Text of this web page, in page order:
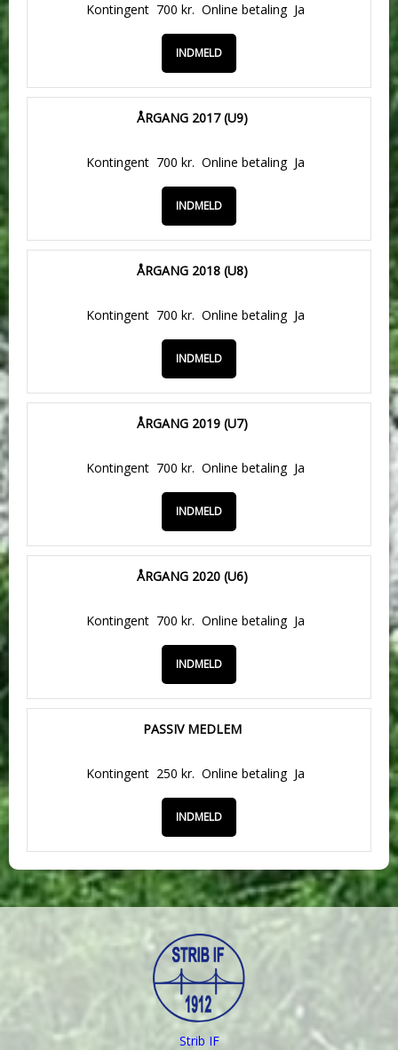
Kontingent 700 kr. Online betaling Ja
INDMELD
ÅRGANG 2017 (U9)
Kontingent 700 kr. Online betaling Ja
INDMELD
ÅRGANG 2018 (U8)
Kontingent 700 kr. Online betaling Ja
INDMELD
ÅRGANG 2019 (U7)
Kontingent 700 kr. Online betaling Ja
INDMELD
ÅRGANG 2020 (U6)
Kontingent 700 kr. Online betaling Ja
INDMELD
PASSIV MEDLEM
Kontingent 250 kr. Online betaling Ja
INDMELD
Strib IF